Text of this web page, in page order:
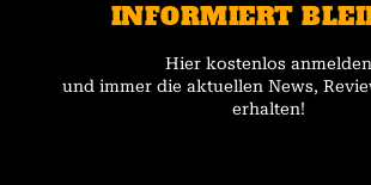
INFORMIERT
Hier kostenlos anmelden
und immer die aktuellen News,
erhalten!